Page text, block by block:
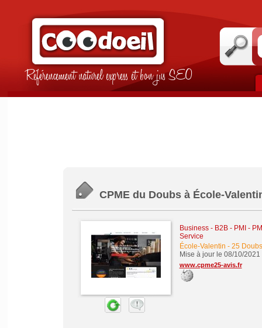
Référencement naturel express et bon jus SEO
CPME du Doubs à École-
Business - B2B - PMI -
Service
École-Valentin - 25 Doubs
Mise à jour le 08/10/2021
www.cpme25-avis.fr